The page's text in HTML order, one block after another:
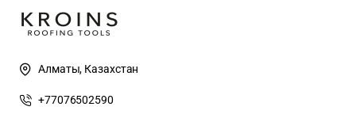
Алматы, Казахстан
+77076502590